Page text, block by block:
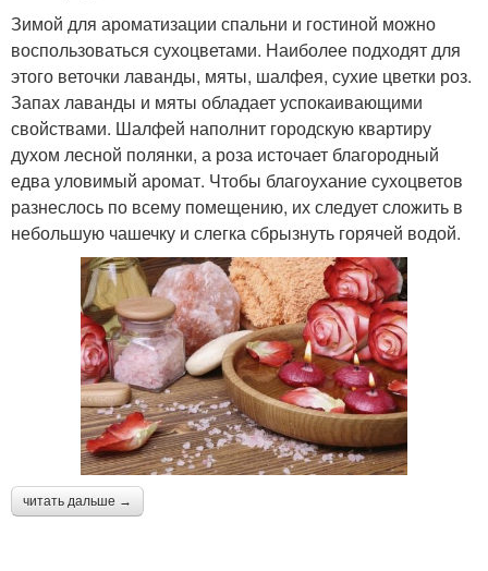
Зимой для ароматизации спальни и гостиной можно
воспользоваться сухоцветами. Наиболее подходят для
этого веточки лаванды, мяты, шалфея, сухие цветки роз.
Запах лаванды и мяты обладает успокаивающими
свойствами. Шалфей наполнит городскую квартиру
духом лесной полянки, а роза источает благородный
едва уловимый аромат. Чтобы благоухание сухоцветов
разнеслось по всему помещению, их следует сложить в
небольшую чашечку и слегка сбрызнуть горячей водой.
читать дальше →